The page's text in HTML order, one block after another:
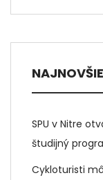
SPU v Nitre
študijný
Cykloturisti